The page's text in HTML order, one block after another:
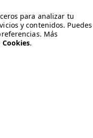
para analizar tu
y contenidos. Puedes
Más
.
brand